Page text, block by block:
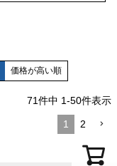
価格が高い順
71件中 1-50件表示
1 2